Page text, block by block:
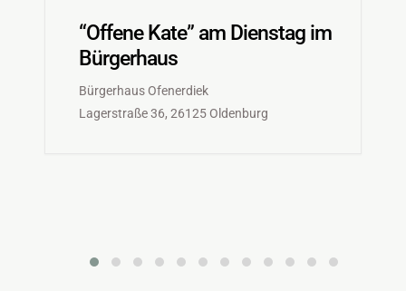
“Offene Kate” am Dienstag im
Bürgerhaus
Bürgerhaus Ofenerdiek
Lagerstraße 36, 26125 Oldenburg